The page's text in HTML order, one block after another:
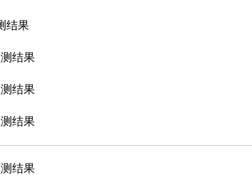
结果
结果
结果
结果
结果